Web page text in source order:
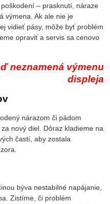
– prasknutí, náraze
výmena. Ak ale nie je
vidieť pásy, môže byť problém
opraviť a servis sa cenovo
neznamená výmenu
displeja
nárazom či pádom
nový diel. Dôraz kladieme na
častí, aby zostala
býva nestabilné napájanie,
Zistíme, či problém